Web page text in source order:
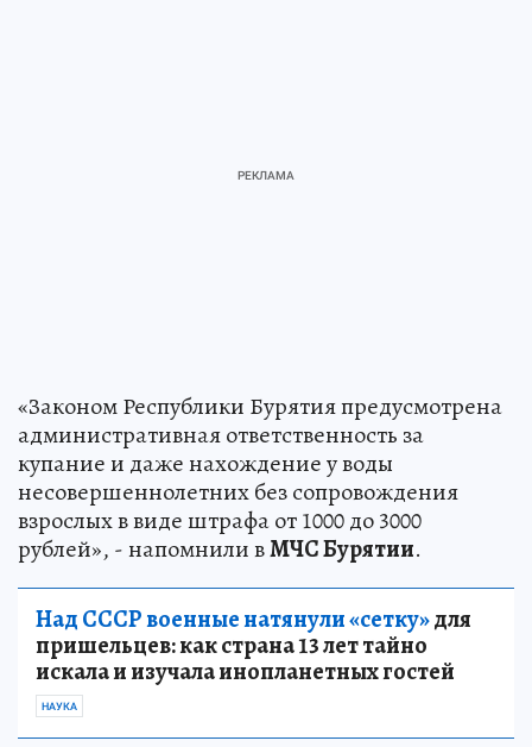
«Законом Республики Бурятия предусмотрена
административная ответственность за
купание и даже нахождение у воды
несовершеннолетних без сопровождения
взрослых в виде штрафа от 1000 до 3000
рублей», - напомнили вМЧС Бурятии.
Над СССР военные натянули «сетку»для
пришельцев: как страна 13 лет тайно
искала и изучала инопланетных гостей
НАУКА